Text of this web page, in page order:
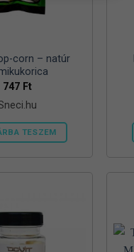
corn – natúr
747 Ft
TESZEM